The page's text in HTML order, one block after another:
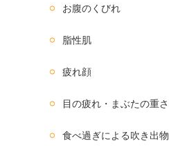
お腹のくびれ
脂性肌
疲れ顔
目の疲れ・まぶたの重さ
食べ過ぎによる吹き出物